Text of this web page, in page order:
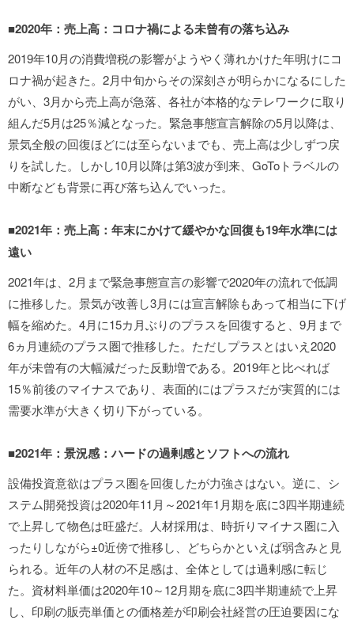
■2020年：売上高：コロナ禍による未曾有の落ち込み
2019年10月の消費増税の影響がようやく薄れかけた年明けにコ
ロナ禍が起きた。2月中旬からその深刻さが明らかになるにした
がい、3月から売上高が急落、各社が本格的なテレワークに取り
組んだ5月は25％減となった。緊急事態宣言解除の5月以降は、
景気全般の回復ほどには至らないまでも、売上高は少しずつ戻
りを試した。しかし10月以降は第3波が到来、GoToトラベルの
中断なども背景に再び落ち込んでいった。
■2021年：売上高：年末にかけて緩やかな回復も19年水準には
遠い
2021年は、2月まで緊急事態宣言の影響で2020年の流れで低調
に推移した。景気が改善し3月には宣言解除もあって相当に下げ
幅を縮めた。4月に15カ月ぶりのプラスを回復すると、9月まで
6ヵ月連続のプラス圏で推移した。ただしプラスとはいえ2020
年が未曾有の大幅減だった反動増である。2019年と比べれば
15％前後のマイナスであり、表面的にはプラスだが実質的には
需要水準が大きく切り下がっている。
■2021年：景況感：ハードの過剰感とソフトへの流れ
設備投資意欲はプラス圏を回復したが力強さはない。逆に、シ
ステム開発投資は2020年11月～2021年1月期を底に3四半期連続
で上昇して物色は旺盛だ。人材採用は、時折りマイナス圏に入
ったりしながら±0近傍で推移し、どちらかといえば弱含みと見
られる。近年の人材の不足感は、全体としては過剰感に転じ
た。資材料単価は2020年10～12月期を底に3四半期連続で上昇
し、印刷の販売単価との価格差が印刷会社経営の圧迫要因にな